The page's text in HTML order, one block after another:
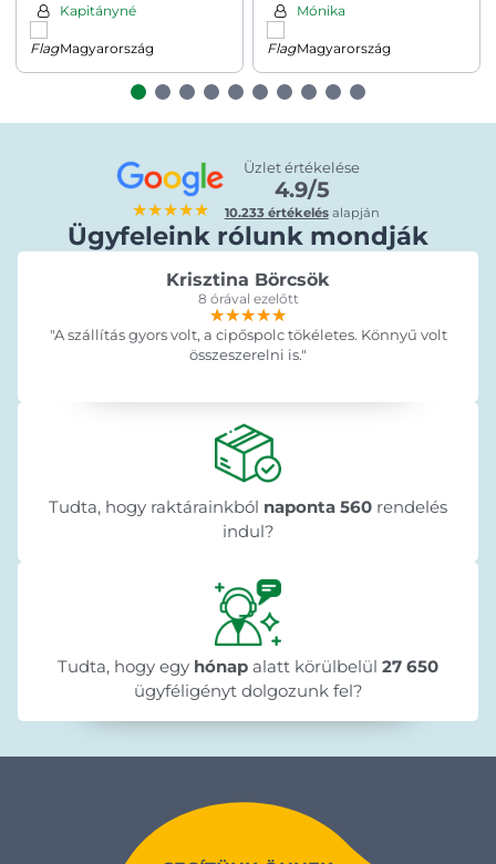
Kapitányné
Magyarország
Mónika
Magyarország
★★★★★
Üzlet értékelése
4.9/5
10.233 értékelésalapján
Ügyfeleink rólunk mondják
Krisztina Börcsök
8 órával ezelőtt
★★★★★
★★★★★
★★★★★
"A szállítás gyors volt, a cipőspolc tökéletes. Könnyű volt
összeszerelni is."
Tudta, hogy raktárainkból naponta 560 rendelés
indul?
Tudta, hogy egy hónap alatt körülbelül 27 650
ügyféligényt dolgozunk fel?